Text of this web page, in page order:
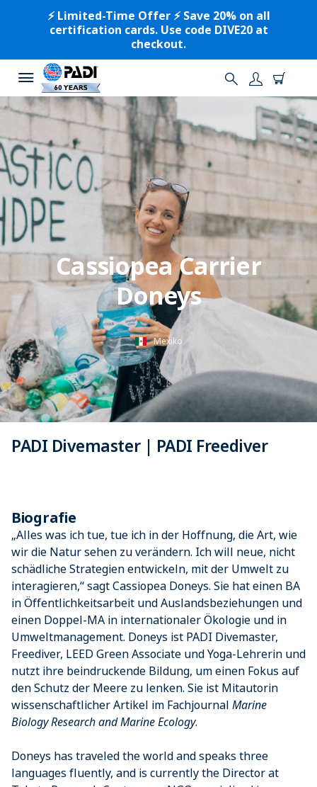
⚡️ Limited-Time Offer ⚡️ Save 20% on all
certification cards. Use code DIVE20 at
checkout.
Cassiopea Carrier
Doneys
Mexiko
PADI Divemaster | PADI Freediver
Biografie
„Alles was ich tue, tue ich in der Hoffnung, die Art, wie
wir die Natur sehen zu verändern. Ich will neue, nicht
schädliche Strategien entwickeln, mit der Umwelt zu
interagieren,“ sagt Cassiopea Doneys. Sie hat einen BA
in Öffentlichkeitsarbeit und Auslandsbeziehungen und
einen Doppel-MA in internationaler Ökologie und in
Umweltmanagement. Doneys ist PADI Divemaster,
Freediver, LEED Green Associate und Yoga-Lehrerin und
nutzt ihre beindruckende Bildung, um einen Fokus auf
den Schutz der Meere zu lenken. Sie ist Mitautorin
wissenschaftlicher Artikel im Fachjournal Marine
Biology Research and Marine Ecology.
Doneys has traveled the world and speaks three
languages fluently, and is currently the Director at